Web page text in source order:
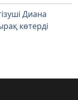
Диана
көтерді